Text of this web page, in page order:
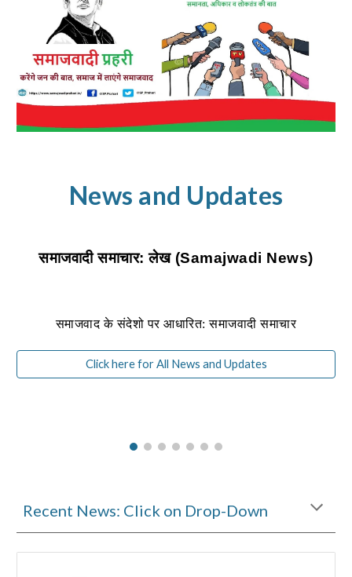
News and Updates
समाजवादी समाचार: लेख (Samajwadi News)
समाजवाद के संदेशो पर आधारित: समाजवादी समाचार
Click here for All News and Updates
Recent News: Click on Drop-Down